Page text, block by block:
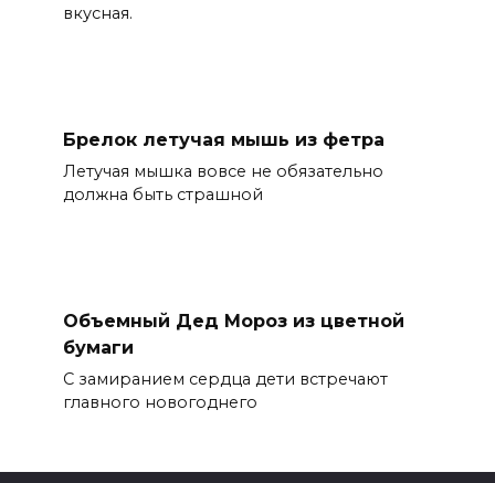
вкусная.
Брелок летучая мышь из фетра
Летучая мышка вовсе не обязательно
должна быть страшной
Объемный Дед Мороз из цветной
бумаги
С замиранием сердца дети встречают
главного новогоднего